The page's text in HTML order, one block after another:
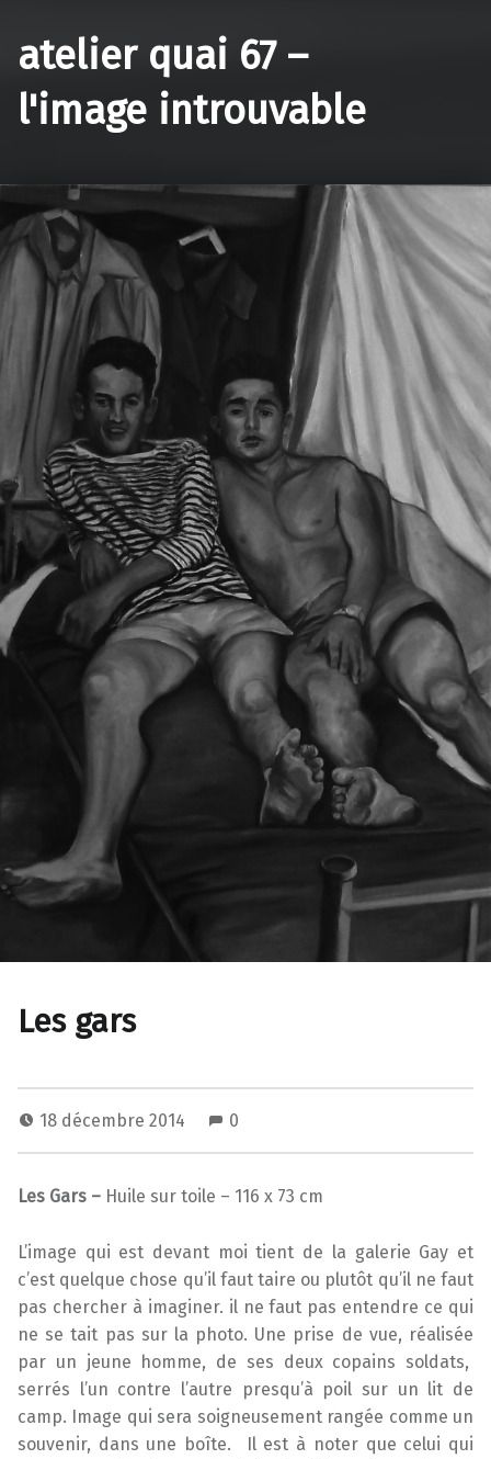
atelier quai 67 –
l'image introuvable
Les gars
18 décembre 2014 0
Les Gars – Huile sur toile – 116 x 73 cm
L’image qui est devant moi tient de la galerie Gay et
c’est quelque chose qu’il faut taire ou plutôt qu’il ne faut
pas chercher à imaginer. il ne faut pas entendre ce qui
ne se tait pas sur la photo. Une prise de vue, réalisée
par un jeune homme, de ses deux copains soldats,
serrés l’un contre l’autre presqu’à poil sur un lit de
camp. Image qui sera soigneusement rangée comme un
souvenir, dans une boîte. Il est à noter que celui qui